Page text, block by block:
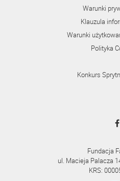
Warunki
Klauzula
Warunki
Polityka
Konkurs
Fundacja
ul. Macieja Palacza
KRS: